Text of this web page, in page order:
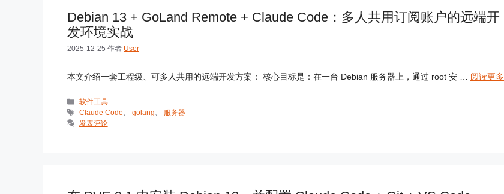
Debian 13 + GoLand Remote + Claude Code：多人共用订阅账户的远端开
发环境实战
2025-12-25 作者 User
本文介绍一套工程级、可多人共用的远端开发方案： 核心目标是：在一台 Debian 服务器上，通过 root 安 … 阅读更多
分
类
软件工具
标
签
Claude Code、 golang、
服务器
发表评论